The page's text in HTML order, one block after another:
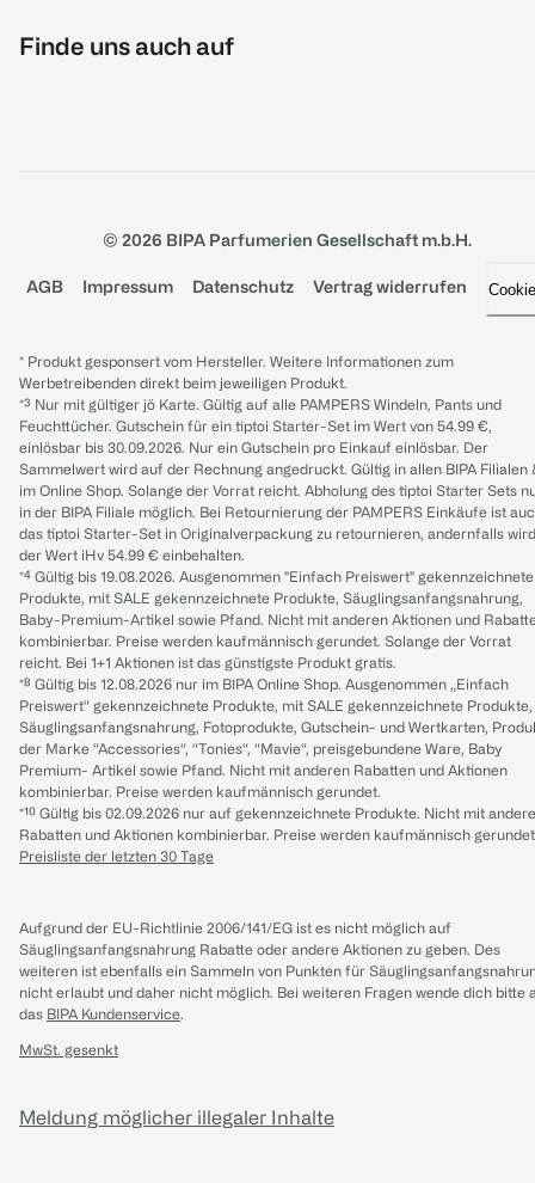
Finde uns auch auf
© 2026 BIPA Parfumerien Gesellschaft m.b.H.
AGB Impressum Datenschutz Vertrag widerrufen
* Produkt gesponsert vom Hersteller. Weitere Informationen zum
Werbetreibenden direkt beim jeweiligen Produkt.
*³ Nur mit gültiger jö Karte. Gültig auf alle PAMPERS Windeln, Pants und
Feuchttücher. Gutschein für ein tiptoi Starter-Set im Wert von 54.99 €,
einlösbar bis 30.09.2026. Nur ein Gutschein pro Einkauf einlösbar. Der
Sammelwert wird auf der Rechnung angedruckt. Gültig in allen BIPA Filialen
im Online Shop. Solange der Vorrat reicht. Abholung des tiptoi Starter Sets
in der BIPA Filiale möglich. Bei Retournierung der PAMPERS Einkäufe ist
das tiptoi Starter-Set in Originalverpackung zu retournieren, andernfalls wird
der Wert iHv 54.99 € einbehalten.
*⁴ Gültig bis 19.08.2026. Ausgenommen "Einfach Preiswert" gekennzeichnete
Produkte, mit SALE gekennzeichnete Produkte, Säuglingsanfangsnahrung,
Baby-Premium-Artikel sowie Pfand. Nicht mit anderen Aktionen und
kombinierbar. Preise werden kaufmännisch gerundet. Solange der Vorrat
reicht. Bei 1+1 Aktionen ist das günstigste Produkt gratis.
*⁸ Gültig bis 12.08.2026 nur im BIPA Online Shop. Ausgenommen „Einfach
Preiswert“ gekennzeichnete Produkte, mit SALE gekennzeichnete Produkte,
Säuglingsanfangsnahrung, Fotoprodukte, Gutschein- und Wertkarten,
der Marke “Accessories“, “Tonies“, “Mavie“, preisgebundene Ware, Baby
Premium- Artikel sowie Pfand. Nicht mit anderen Rabatten und Aktionen
kombinierbar. Preise werden kaufmännisch gerundet.
*¹⁰ Gültig bis 02.09.2026 nur auf gekennzeichnete Produkte. Nicht mit
Rabatten und Aktionen kombinierbar. Preise werden kaufmännisch
Preisliste der letzten 30 Tage
Aufgrund der EU-Richtlinie 2006/141/EG ist es nicht möglich auf
Säuglingsanfangsnahrung Rabatte oder andere Aktionen zu geben. Des
weiteren ist ebenfalls ein Sammeln von Punkten für
nicht erlaubt und daher nicht möglich. Bei weiteren Fragen wende dich bitte
das BIPA Kundenservice.
MwSt. gesenkt
Meldung möglicher illegaler Inhalte